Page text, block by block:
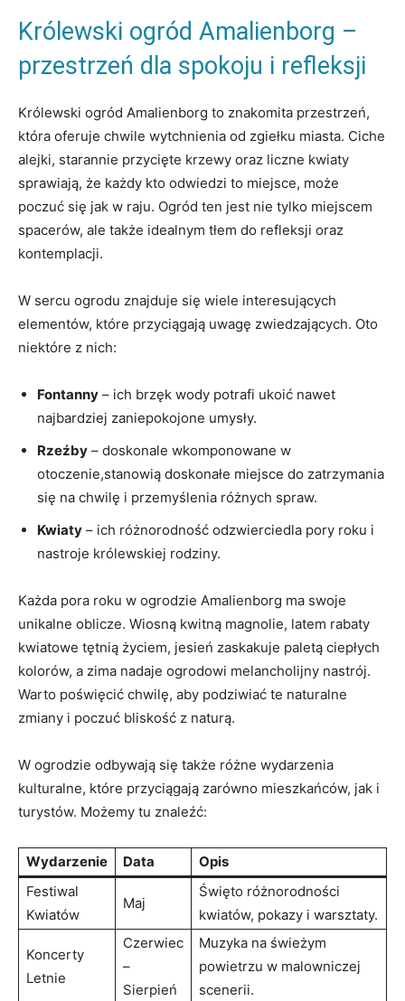
Królewski ogród Amalienborg –
‍przestrzeń dla spokoju i refleksji
Królewski ogród Amalienborg to‍ znakomita przestrzeń,
która oferuje chwile wytchnienia⁤ od ⁣zgiełku miasta. Ciche
alejki,​ starannie przycięte krzewy oraz liczne kwiaty
sprawiają, że każdy kto odwiedzi to miejsce,⁤ może
‌poczuć się jak w ⁤raju. Ogród ten jest nie‍ tylko miejscem
spacerów, ⁤ale także idealnym tłem do refleksji‍ oraz
kontemplacji.
W sercu ogrodu znajduje się wiele​ interesujących
elementów, które⁢ przyciągają uwagę zwiedzających. ​Oto⁢
niektóre ⁣z nich:
Fontanny ‍– ich brzęk wody potrafi⁢ ukoić nawet
najbardziej zaniepokojone​ umysły.
Rzeźby – doskonale wkomponowane w
otoczenie,stanowią doskonałe miejsce do‌ zatrzymania‍
się na chwilę i przemyślenia ‌różnych spraw.
Kwiaty – ich​ różnorodność⁢ odzwierciedla pory⁤ roku​ i
nastroje królewskiej rodziny.
Każda pora roku w ogrodzie ⁢Amalienborg ma‍ swoje
⁣unikalne oblicze.‍ Wiosną ⁢kwitną magnolie,⁣ latem rabaty
kwiatowe tętnią życiem, jesień zaskakuje paletą ciepłych
kolorów, a zima nadaje ogrodowi melancholijny⁢ nastrój.
‍Warto poświęcić chwilę, aby⁣ podziwiać te naturalne
zmiany i poczuć bliskość z naturą.
W ⁤ogrodzie‌ odbywają się także ‌różne wydarzenia
kulturalne, które przyciągają⁤ zarówno mieszkańców, jak i
turystów. Możemy tu znaleźć:
Wydarzenie Data
Opis
Festiwal
Kwiatów
Maj
Święto różnorodności
kwiatów, pokazy i warsztaty.
Koncerty
Letnie
Czerwiec
–
Sierpień
Muzyka na świeżym
powietrzu⁢ w​ malowniczej
scenerii.